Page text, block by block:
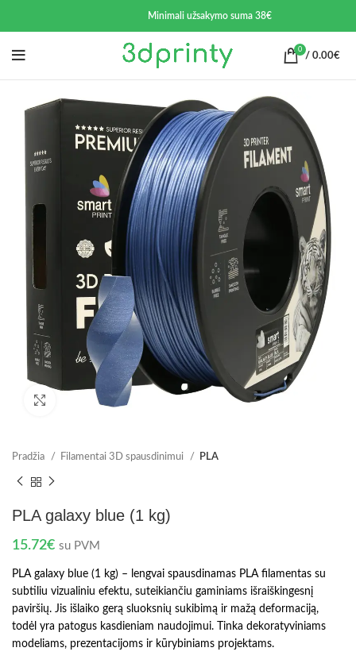
Minimali užsakymo suma 38€
0
/ 0.00€
Spustelėkite norėdami padidinti
Pradžia Filamentai 3D spausdinimui PLA
PLA galaxy blue (1 kg)
15.72€ su PVM
PLA galaxy blue (1 kg) – lengvai spausdinamas PLA filamentas su
subtiliu vizualiniu efektu, suteikiančiu gaminiams išraiškingesnį
paviršių. Jis išlaiko gerą sluoksnių sukibimą ir mažą deformaciją,
todėl yra patogus kasdieniam naudojimui. Tinka dekoratyviniams
modeliams, prezentacijoms ir kūrybiniams projektams.